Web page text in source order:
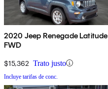
2020 Jeep Renegade Latitude
FWD
$15,362 Trato justo
Incluye tarifas de conc.